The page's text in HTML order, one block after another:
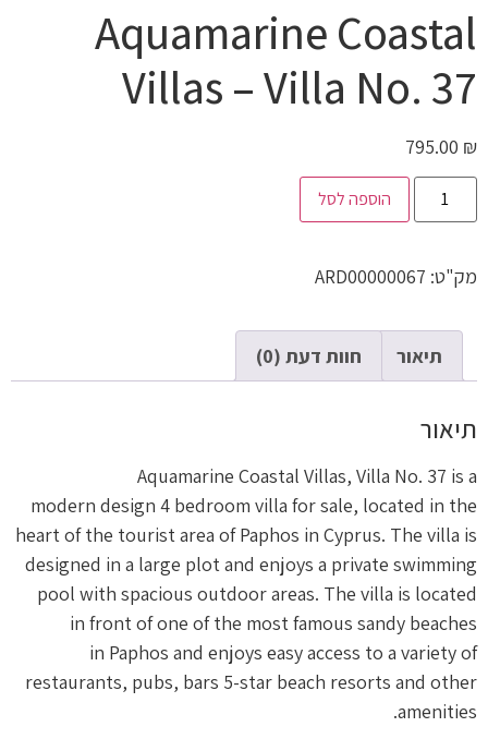
Aquamarine Coastal
Villas – Villa No. 37
795.00 ₪
הוספה לסל
מק"ט: ARD00000067
תיאור חוות דעת (0)
תיאור
Aquamarine Coastal Villas, Villa No. 37 is a
modern design 4 bedroom villa for sale, located in the
heart of the tourist area of Paphos in Cyprus. The villa is
designed in a large plot and enjoys a private swimming
pool with spacious outdoor areas. The villa is located
in front of one of the most famous sandy beaches
in Paphos and enjoys easy access to a variety of
restaurants, pubs, bars 5-star beach resorts and other
amenities.